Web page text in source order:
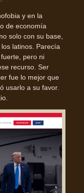
y en la
de economía
solo con su base,
latinos. Parecía
pero ni
recurso. Ser
fue lo mejor que
usarlo a su favor.